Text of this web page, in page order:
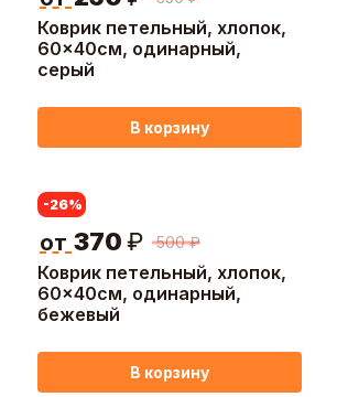
Коврик петельный, хлопок,
60x40см, одинарный,
серый
В корзину
Коврик петельный, хлопок,
60x40см, одинарный,
бежевый
-26%
500 ₽
от 370 ₽
В корзину